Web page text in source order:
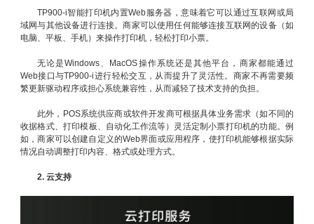
TP900-i智能打印机内置Web服务器，意味着它可以通过互联网或局
域网与其他设备进行连接。商家可以使用任何能够连接互联网的设备（如
电脑、平板、手机）来操作打印机，轻松打印小票。
无论是Windows、MacOS操作系统还是其他平台，商家都能通过
Web接口与TP900-i进行轻松交互，从而提升了灵活性。商家不再需要频
繁更新驱动程序或担心系统兼容性，从而减轻了技术支持的负担。
此外，POS系统供应商或软件开发商可根据具体业务需求（如不同的
收据格式、打印模板、自动化工作流等）灵活定制小票打印机的功能。例
如，商家可以创建自定义的Web界面或应用程序，使打印机能够根据实际
情况自动调整打印内容、格式或处理方式。
2. 云支持